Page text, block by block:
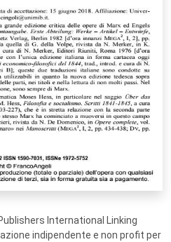
International Linking
indipendente e non profit per